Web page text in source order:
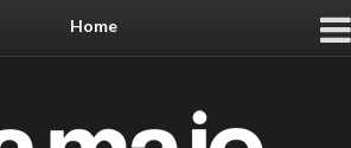
Home